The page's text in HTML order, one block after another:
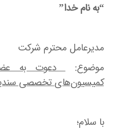
“به نام خدا”
مدیرعامل محترم شرکت
موضوع:دعوت به
کمیسیون‌های تخصصی
با سلام؛